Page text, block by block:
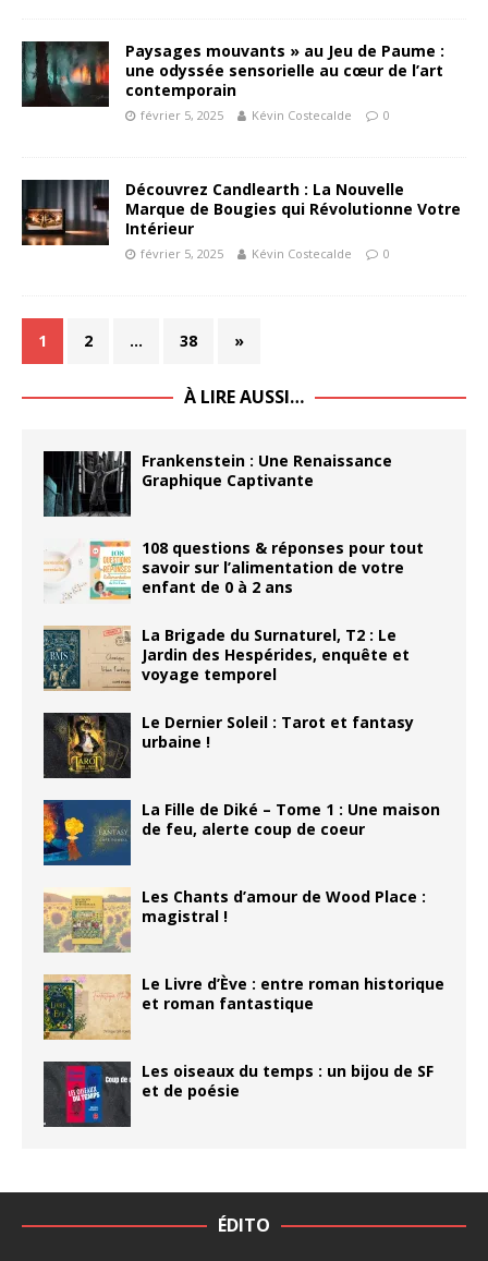
Paysages mouvants » au Jeu de Paume :
une odyssée sensorielle au cœur de l’art
contemporain
février 5, 2025 Kévin Costecalde 0
Découvrez Candlearth : La Nouvelle
Marque de Bougies qui Révolutionne Votre
Intérieur
février 5, 2025 Kévin Costecalde 0
1 2 … 38 »
À LIRE AUSSI…
Frankenstein : Une Renaissance
Graphique Captivante
108 questions & réponses pour tout
savoir sur l’alimentation de votre
enfant de 0 à 2 ans
La Brigade du Surnaturel, T2 : Le
Jardin des Hespérides, enquête et
voyage temporel
Le Dernier Soleil : Tarot et fantasy
urbaine !
La Fille de Diké – Tome 1 : Une maison
de feu, alerte coup de coeur
Les Chants d’amour de Wood Place :
magistral !
Le Livre d’Ève : entre roman historique
et roman fantastique
Les oiseaux du temps : un bijou de SF
et de poésie
ÉDITO